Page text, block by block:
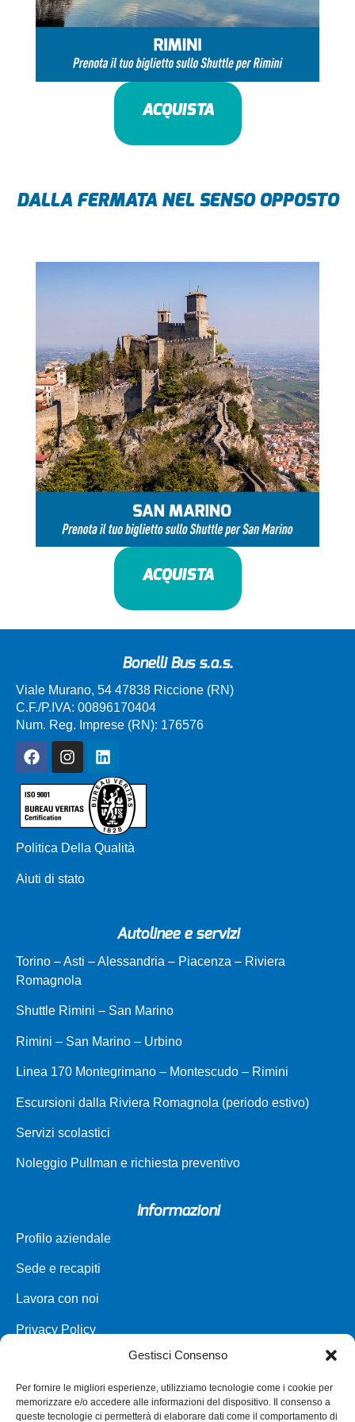
Gestisci Consenso
Per fornire le migliori esperienze, utilizziamo tecnologie come i cookie per
memorizzare e/o accedere alle informazioni del dispositivo. Il consenso a
queste tecnologie ci permetterà di elaborare dati come il comportamento di
ACQUISTA
DALLA FERMATA NEL SENSO OPPOSTO
ACQUISTA
Bonelli Bus s.a.s.
Viale Murano, 54 47838 Riccione (RN)
C.F./P.IVA: 00896170404
Num. Reg. Imprese (RN): 176576
Politica Della Qualità
Aiuti di stato
Autolinee e servizi
Torino – Asti – Alessandria – Piacenza – Riviera
Romagnola
Shuttle Rimini – San Marino
Rimini – San Marino – Urbino
Linea 170 Montegrimano – Montescudo – Rimini
Escursioni dalla Riviera Romagnola (periodo estivo)
Servizi scolastici
Noleggio Pullman e richiesta preventivo
Informazioni
Profilo aziendale
Sede e recapiti
Lavora con noi
Privacy Policy
Parco veicoli a noleggio